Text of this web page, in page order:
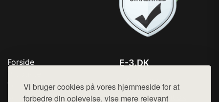
Vi bruger cookies på vores hjemmeside for at
forbedre din oplevelse, vise mere relevant
Forside
Top Rabatter
Kontakt
E-3.DK
Mail: hej@want.dk